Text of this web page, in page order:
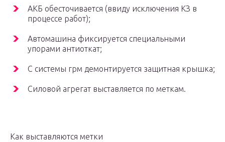
АКБ обесточивается (ввиду исключения КЗ в
процессе работ);
Автомашина фиксируется специальными
упорами антиоткат;
С системы грм демонтируется защитная крышка;
Силовой агрегат выставляется по меткам.
Как выставляются метки